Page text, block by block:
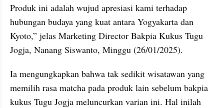
Produk ini adalah wujud apresiasi kami terhadap
hubungan budaya yang kuat antara Yogyakarta dan
Kyoto,” jelas Marketing Director Bakpia Kukus Tugu
Jogja, Nanang Siswanto, Minggu (26/01/2025).
Ia mengungkapkan bahwa tak sedikit wisatawan yang
memilih rasa matcha pada produk lain sebelum bakpia
kukus Tugu Jogja meluncurkan varian ini. Hal inilah